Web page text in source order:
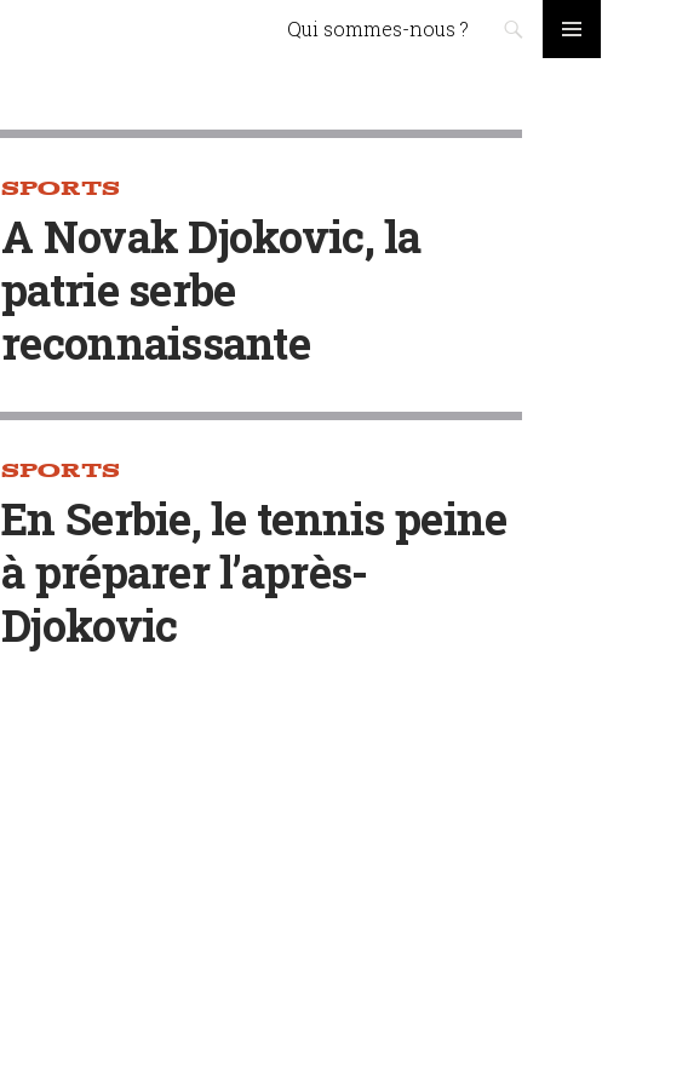
Qui sommes-nous ?
SPORTS
A Novak Djokovic, la
patrie serbe
reconnaissante
SPORTS
En Serbie, le tennis peine
à préparer l’après-
Djokovic